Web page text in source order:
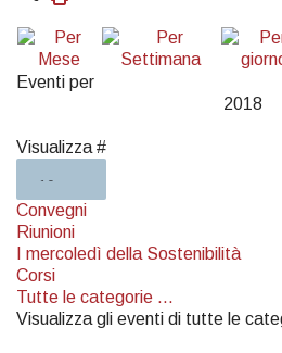
Eventi per
2018
Pagination List Limit
Visualizza #
Convegni
Riunioni
I mercoledì della Sostenibilità
Corsi
Tutte le categorie ...
Visualizza gli eventi di tutte le